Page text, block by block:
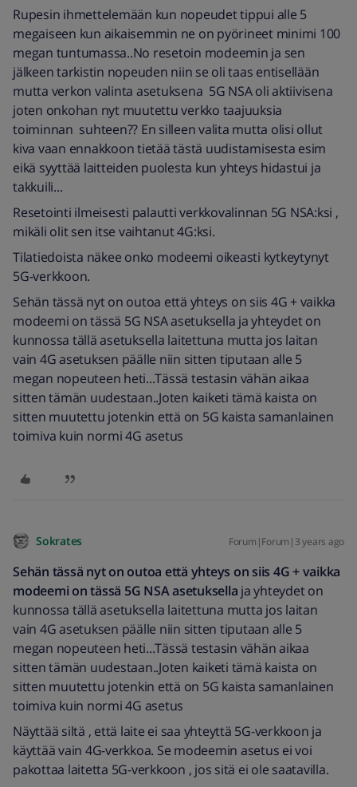
Rupesin ihmettelemään kun nopeudet tippui alle 5
megaiseen kun aikaisemmin ne on pyörineet minimi 100
megan tuntumassa..No resetoin modeemin ja sen
jälkeen tarkistin nopeuden niin se oli taas entisellään
mutta verkon valinta asetuksena 5G NSA oli aktiivisena
joten onkohan nyt muutettu verkko taajuuksia
toiminnan suhteen?? En silleen valita mutta olisi ollut
kiva vaan ennakkoon tietää tästä uudistamisesta esim
eikä syyttää laitteiden puolesta kun yhteys hidastui ja
takkuili...
Resetointi ilmeisesti palautti verkkovalinnan 5G NSA:ksi ,
mikäli olit sen itse vaihtanut 4G:ksi.
Tilatiedoista näkee onko modeemi oikeasti kytkeytynyt
5G-verkkoon.
Sehän tässä nyt on outoa että yhteys on siis 4G + vaikka
modeemi on tässä 5G NSA asetuksella ja yhteydet on
kunnossa tällä asetuksella laitettuna mutta jos laitan
vain 4G asetuksen päälle niin sitten tiputaan alle 5
megan nopeuteen heti...Tässä testasin vähän aikaa
sitten tämän uudestaan..Joten kaiketi tämä kaista on
sitten muutettu jotenkin että on 5G kaista samanlainen
toimiva kuin normi 4G asetus
Sokrates Forum|Forum|3 years ago
Sehän tässä nyt on outoa että yhteys on siis 4G + vaikka
modeemi on tässä 5G NSA asetuksella ja yhteydet on
kunnossa tällä asetuksella laitettuna mutta jos laitan
vain 4G asetuksen päälle niin sitten tiputaan alle 5
megan nopeuteen heti...Tässä testasin vähän aikaa
sitten tämän uudestaan..Joten kaiketi tämä kaista on
sitten muutettu jotenkin että on 5G kaista samanlainen
toimiva kuin normi 4G asetus
Näyttää siltä , että laite ei saa yhteyttä 5G-verkkoon ja
käyttää vain 4G-verkkoa. Se modeemin asetus ei voi
pakottaa laitetta 5G-verkkoon , jos sitä ei ole saatavilla.